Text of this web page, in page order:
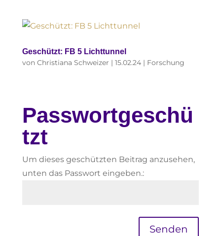
Geschützt: FB 5 Lichttunnel
von Christiana Schweizer | 15.02.24| Forschung
Passwortgeschü
tzt
Um dieses geschützten Beitrag anzusehen,
unten das Passwort eingeben.:
Senden